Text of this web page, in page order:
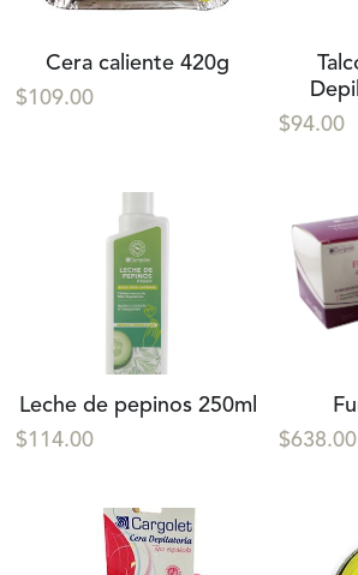
Cera caliente 420g
$109.00
$94.00
Leche de pepinos 250ml
$114.00
$638.00